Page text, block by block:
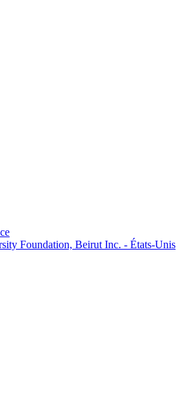
Foundation, Beirut Inc. - États-Unis